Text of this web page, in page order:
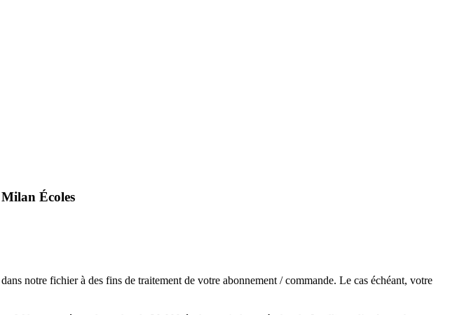
Écoles
notre fichier à des fins de traitement de votre abonnement / commande. Le cas échéant, votre